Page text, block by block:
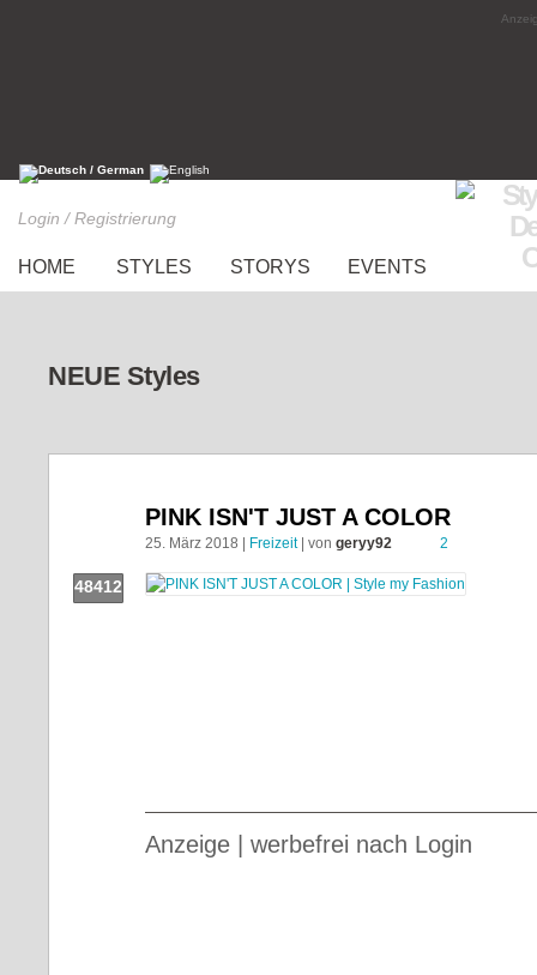
Login / Registrierung
HOME STYLES STORYS EVENTS
NEUE Styles
PINK ISN'T JUST A COLOR
25. März 2018 | Freizeit| von geryy92 2
48412
Anzeige | werbefrei nach Login